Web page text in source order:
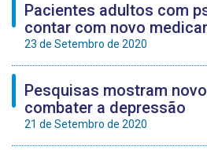
Pacientes adultos com
contar com novo
23 de Setembro de 2020
Pesquisas mostram
combater a depressão
21 de Setembro de 2020